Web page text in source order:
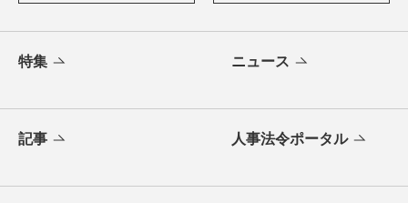
特集 ニュース
記事 人事法令ポータル